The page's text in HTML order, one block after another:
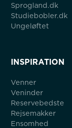
Sprogland.dk
Studiebobler.dk
Ungeløftet
INSPIRATION
Venner
Veninder
Reservebedste
Rejsemakker
Ensomhed